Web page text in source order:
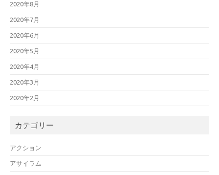
2020年8月
2020年7月
2020年6月
2020年5月
2020年4月
2020年3月
2020年2月
カテゴリー
アクション
アサイラム